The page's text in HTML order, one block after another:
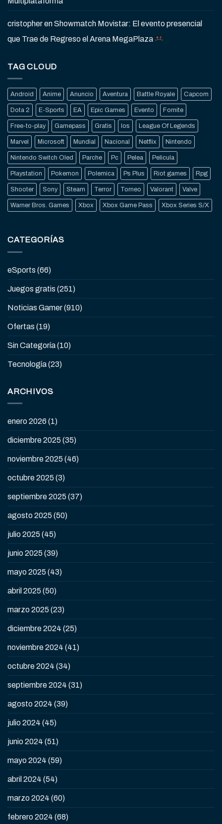
cristopherenShowmatch Movistar: El evento presencial
que Trae de Regreso el Arena MegaPlaza
TAG CLOUD
Android Anime Anuncio Aventura Battle Royale Capcom
Dota 2 E-Sports EA Epic Games Evento Fornite
Free-to-play Gamepass Gratis Ios League Of Legends
Marvel Microsoft Mundial Nacional Netflix Nintendo
Nintendo Switch Oled Parche Pc Pelea Pelicula
Playstation Pokemon Polemica Ps Plus Riot games Rpg
Shooter Sony Steam Terror Torneo Valorant Valve
Warner Bros. Games Xbox Xbox Game Pass Xbox Series S/X
CATEGORÍAS
eSports (66)
Juegos gratis (251)
Noticias Gamer(910)
Ofertas (19)
Sin Categoría(10)
Tecnología(23)
ARCHIVOS
enero 2026 (1)
diciembre 2025 (35)
noviembre 2025 (46)
octubre 2025 (3)
septiembre 2025 (37)
agosto 2025 (50)
julio 2025 (45)
junio 2025 (39)
mayo 2025 (43)
abril 2025 (50)
marzo 2025 (23)
diciembre 2024 (25)
noviembre 2024 (41)
octubre 2024 (34)
septiembre 2024 (31)
agosto 2024 (39)
julio 2024 (45)
junio 2024 (51)
mayo 2024 (59)
abril 2024 (54)
marzo 2024 (60)
febrero 2024 (68)